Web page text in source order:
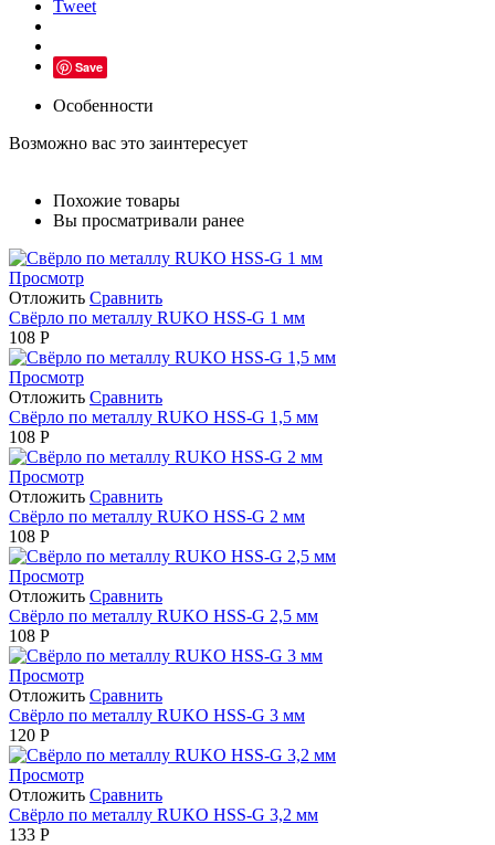
Tweet
Save
Особенности
Возможно вас это заинтересует
Похожие товары
Вы просматривали ранее
Просмотр
Отложить Сравнить
Свёрло по металлу RUKO HSS-G 1 мм
108 Р
Просмотр
Отложить Сравнить
Свёрло по металлу RUKO HSS-G 1,5 мм
108 Р
Просмотр
Отложить Сравнить
Свёрло по металлу RUKO HSS-G 2 мм
108 Р
Просмотр
Отложить Сравнить
Свёрло по металлу RUKO HSS-G 2,5 мм
108 Р
Просмотр
Отложить Сравнить
Свёрло по металлу RUKO HSS-G 3 мм
120 Р
Просмотр
Отложить Сравнить
Свёрло по металлу RUKO HSS-G 3,2 мм
133 Р